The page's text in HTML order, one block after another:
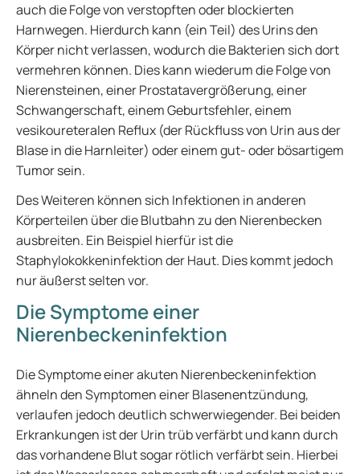
auch die Folge von verstopften oder blockierten
Harnwegen. Hierdurch kann (ein Teil) des Urins den
Körper nicht verlassen, wodurch die Bakterien sich dort
vermehren können. Dies kann wiederum die Folge von
Nierensteinen, einer Prostatavergrößerung, einer
Schwangerschaft, einem Geburtsfehler, einem
vesikoureteralen Reflux (der Rückfluss von Urin aus der
Blase in die Harnleiter) oder einem gut- oder bösartigem
Tumor sein.
Des Weiteren können sich Infektionen in anderen
Körperteilen über die Blutbahn zu den Nierenbecken
ausbreiten. Ein Beispiel hierfür ist die
Staphylokokkeninfektion der Haut. Dies kommt jedoch
nur äußerst selten vor.
Die Symptome einer
Nierenbeckeninfektion
Die Symptome einer akuten Nierenbeckeninfektion
ähneln den Symptomen einer Blasenentzündung,
verlaufen jedoch deutlich schwerwiegender. Bei beiden
Erkrankungen ist der Urin trüb verfärbt und kann durch
das vorhandene Blut sogar rötlich verfärbt sein. Hierbei